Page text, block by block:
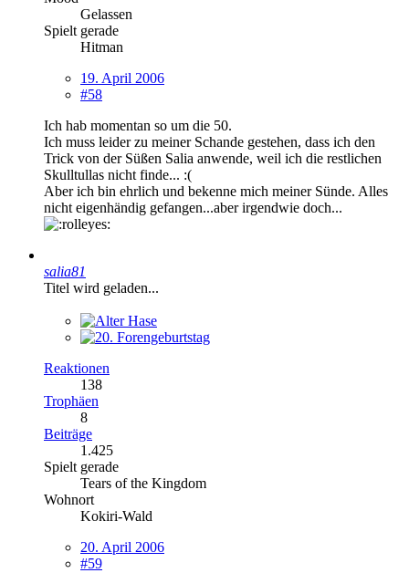
Gelassen
Spielt gerade
Hitman
19. April 2006
#58
Ich hab momentan so um die 50.
Ich muss leider zu meiner Schande gestehen, dass ich den
Trick von der Süßen Salia anwende, weil ich die restlichen
Skulltullas nicht finde... :(
Aber ich bin ehrlich und bekenne mich meiner Sünde. Alles
nicht eigenhändig gefangen...aber irgendwie doch...
salia81
Titel wird geladen...
Reaktionen
138
Trophäen
8
Beiträge
1.425
Spielt gerade
Tears of the Kingdom
Wohnort
Kokiri-Wald
20. April 2006
#59